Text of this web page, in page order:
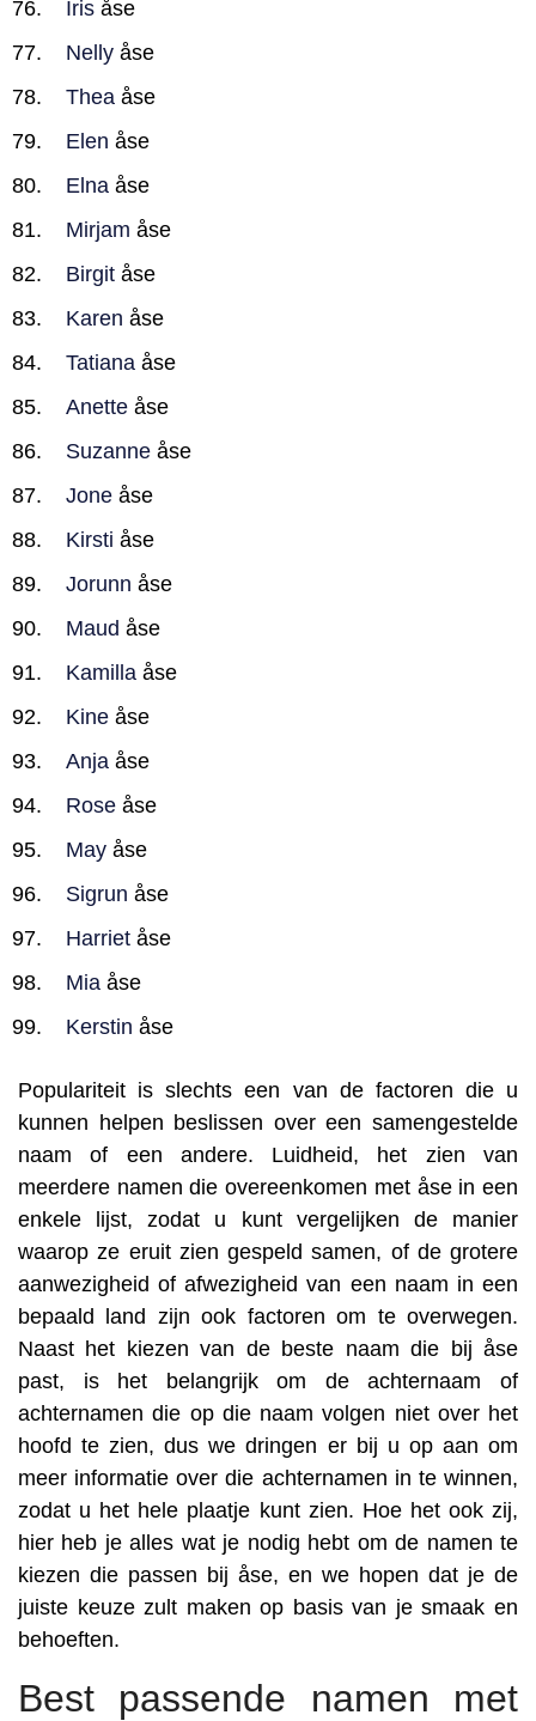
Iris åse
Nelly åse
Thea åse
Elen åse
Elna åse
Mirjam åse
Birgit åse
Karen åse
Tatiana åse
Anette åse
Suzanne åse
Jone åse
Kirsti åse
Jorunn åse
Maud åse
Kamilla åse
Kine åse
Anja åse
Rose åse
May åse
Sigrun åse
Harriet åse
Mia åse
Kerstin åse
Populariteit is slechts een van de factoren die u
kunnen helpen beslissen over een samengestelde
naam of een andere. Luidheid, het zien van
meerdere namen die overeenkomen met åse in een
enkele lijst, zodat u kunt vergelijken de manier
waarop ze eruit zien gespeld samen, of de grotere
aanwezigheid of afwezigheid van een naam in een
bepaald land zijn ook factoren om te overwegen.
Naast het kiezen van de beste naam die bij åse
past, is het belangrijk om de achternaam of
achternamen die op die naam volgen niet over het
hoofd te zien, dus we dringen er bij u op aan om
meer informatie over die achternamen in te winnen,
zodat u het hele plaatje kunt zien. Hoe het ook zij,
hier heb je alles wat je nodig hebt om de namen te
kiezen die passen bij åse, en we hopen dat je de
juiste keuze zult maken op basis van je smaak en
behoeften.
Best passende namen met